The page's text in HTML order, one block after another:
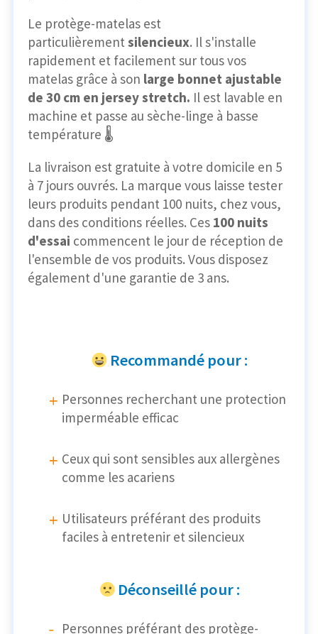
Le protège-matelas est
particulièrement silencieux. Il s'installe
rapidement et facilement sur tous vos
matelas grâce à son large bonnet ajustable
de 30 cm en jersey stretch. Il est lavable en
machine et passe au sèche-linge à basse
température 🌡️
La livraison est gratuite à votre domicile en 5
à 7 jours ouvrés. La marque vous laisse tester
leurs produits pendant 100 nuits, chez vous,
dans des conditions réelles. Ces 100 nuits
d'essai commencent le jour de réception de
l'ensemble de vos produits. Vous disposez
également d'une garantie de 3 ans.
Recommandé pour :
Personnes recherchant une protection
imperméable efficac
Ceux qui sont sensibles aux allergènes
comme les acariens
Utilisateurs préférant des produits
faciles à entretenir et silencieux
Déconseillé pour :
Personnes préférant des protège-